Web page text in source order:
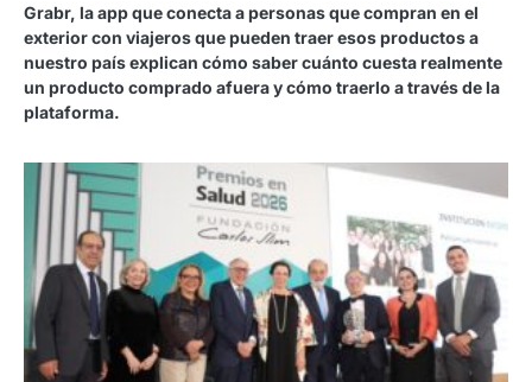
Grabr, la app que conecta a personas que compran en el
exterior con viajeros que pueden traer esos productos a
nuestro país explican cómo saber cuánto cuesta realmente
un producto comprado afuera y cómo traerlo a través de la
plataforma.